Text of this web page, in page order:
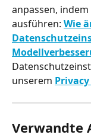
anpassen,
ausführen: Wie
unserem
Verwandte